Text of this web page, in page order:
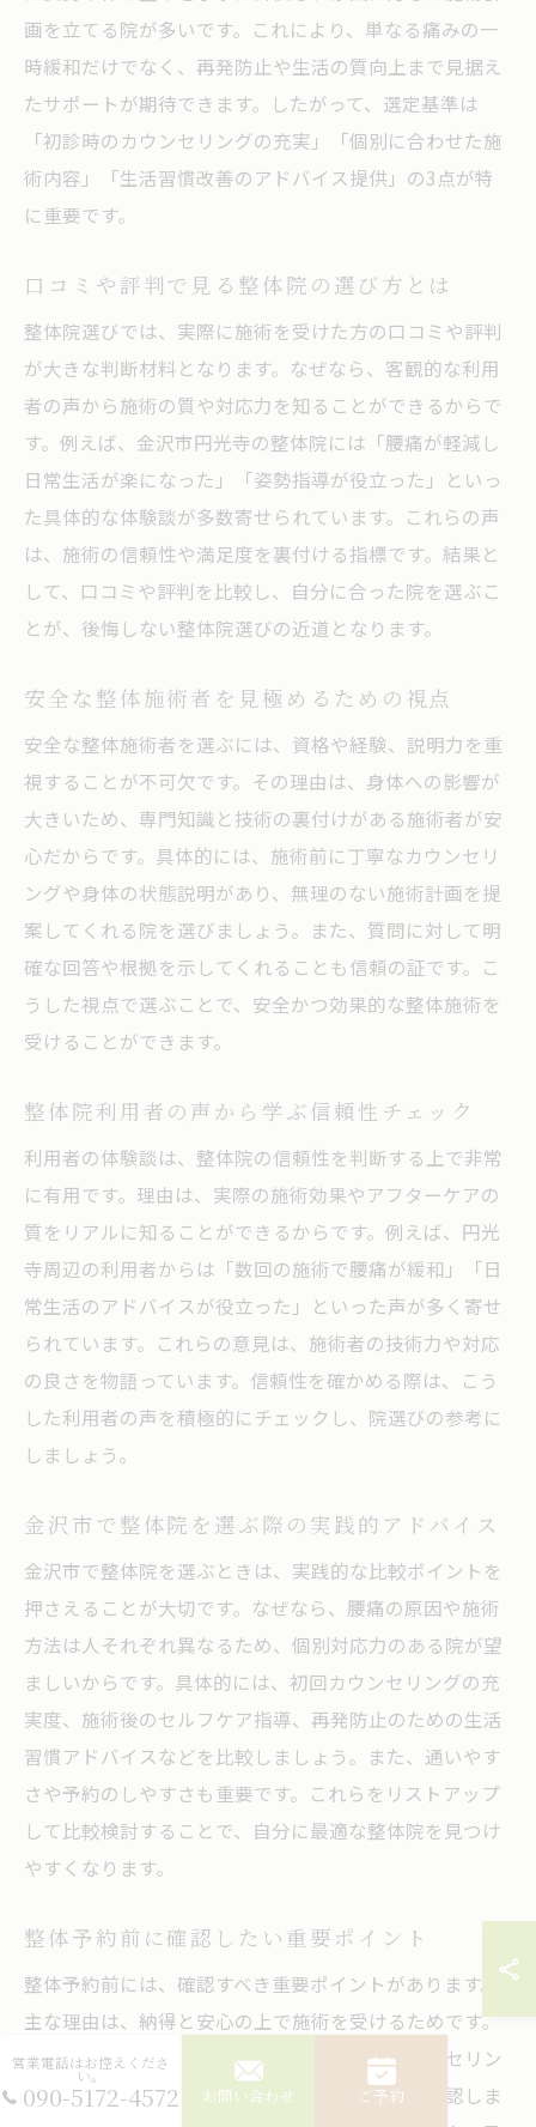
画を立てる院が多いです。これにより、単なる痛みの一
時緩和だけでなく、再発防止や生活の質向上まで見据え
たサポートが期待できます。したがって、選定基準は
「初診時のカウンセリングの充実」「個別に合わせた施
術内容」「生活習慣改善のアドバイス提供」の3点が特
に重要です。
口コミや評判で見る整体院の選び方とは
整体院選びでは、実際に施術を受けた方の口コミや評判
が大きな判断材料となります。なぜなら、客観的な利用
者の声から施術の質や対応力を知ることができるからで
す。例えば、金沢市円光寺の整体院には「腰痛が軽減し
日常生活が楽になった」「姿勢指導が役立った」といっ
た具体的な体験談が多数寄せられています。これらの声
は、施術の信頼性や満足度を裏付ける指標です。結果と
して、口コミや評判を比較し、自分に合った院を選ぶこ
とが、後悔しない整体院選びの近道となります。
安全な整体施術者を見極めるための視点
安全な整体施術者を選ぶには、資格や経験、説明力を重
視することが不可欠です。その理由は、身体への影響が
大きいため、専門知識と技術の裏付けがある施術者が安
心だからです。具体的には、施術前に丁寧なカウンセリ
ングや身体の状態説明があり、無理のない施術計画を提
案してくれる院を選びましょう。また、質問に対して明
確な回答や根拠を示してくれることも信頼の証です。こ
うした視点で選ぶことで、安全かつ効果的な整体施術を
受けることができます。
整体院利用者の声から学ぶ信頼性チェック
利用者の体験談は、整体院の信頼性を判断する上で非常
に有用です。理由は、実際の施術効果やアフターケアの
質をリアルに知ることができるからです。例えば、円光
寺周辺の利用者からは「数回の施術で腰痛が緩和」「日
常生活のアドバイスが役立った」といった声が多く寄せ
られています。これらの意見は、施術者の技術力や対応
の良さを物語っています。信頼性を確かめる際は、こう
した利用者の声を積極的にチェックし、院選びの参考に
しましょう。
金沢市で整体院を選ぶ際の実践的アドバイス
金沢市で整体院を選ぶときは、実践的な比較ポイントを
押さえることが大切です。なぜなら、腰痛の原因や施術
方法は人それぞれ異なるため、個別対応力のある院が望
ましいからです。具体的には、初回カウンセリングの充
実度、施術後のセルフケア指導、再発防止のための生活
習慣アドバイスなどを比較しましょう。また、通いやす
さや予約のしやすさも重要です。これらをリストアップ
して比較検討することで、自分に最適な整体院を見つけ
やすくなります。
整体予約前に確認したい重要ポイント
整体予約前には、確認すべき重要ポイントがあります。
主な理由は、納得と安心の上で施術を受けるためです。
例えば、施術内容や方針、施術者の資格、カウンセリン
グ体制、アフターケアの有無などは必ず事前に確認しま
営業電話はお控えくださ
い。
090-5172-4572 お問い合わせ ご予約